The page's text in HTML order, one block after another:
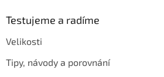
Testujeme a radíme
Velikosti
Tipy, návody a porovnání